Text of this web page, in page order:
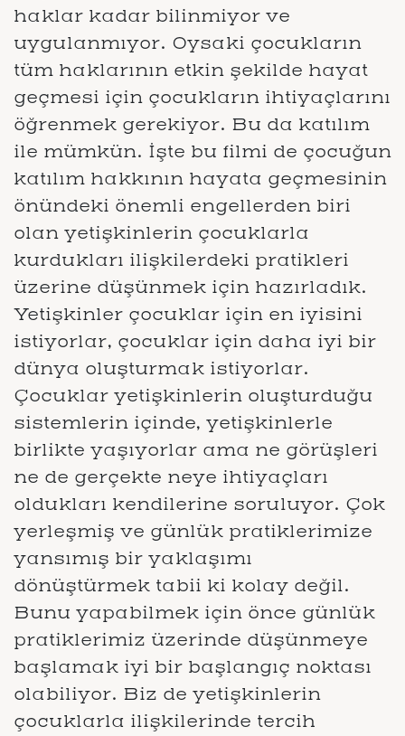
haklar kadar bilinmiyor ve
uygulanmıyor. Oysaki çocukların
tüm haklarının etkin şekilde hayat
geçmesi için çocukların ihtiyaçlarını
öğrenmek gerekiyor. Bu da katılım
ile mümkün. İşte bu filmi de çocuğun
katılım hakkının hayata geçmesinin
önündeki önemli engellerden biri
olan yetişkinlerin çocuklarla
kurdukları ilişkilerdeki pratikleri
üzerine düşünmek için hazırladık.
Yetişkinler çocuklar için en iyisini
istiyorlar, çocuklar için daha iyi bir
dünya oluşturmak istiyorlar.
Çocuklar yetişkinlerin oluşturduğu
sistemlerin içinde, yetişkinlerle
birlikte yaşıyorlar ama ne görüşleri
ne de gerçekte neye ihtiyaçları
oldukları kendilerine soruluyor. Çok
yerleşmiş ve günlük pratiklerimize
yansımış bir yaklaşımı
dönüştürmek tabii ki kolay değil.
Bunu yapabilmek için önce günlük
pratiklerimiz üzerinde düşünmeye
başlamak iyi bir başlangıç noktası
olabiliyor. Biz de yetişkinlerin
çocuklarla ilişkilerinde tercih